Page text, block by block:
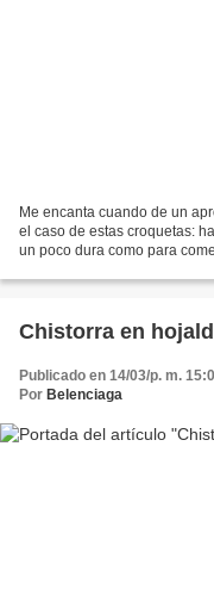
Me encanta cuando de un
el caso de estas croquetas:
un poco dura como para
Chistorra en
Publicado en 14/03/p. m.
Por Belenciaga